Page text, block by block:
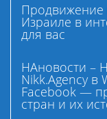
Продвижение
Израиле в
для вас
НАновости –
Nikk.Agency в
Facebook —
стран и их